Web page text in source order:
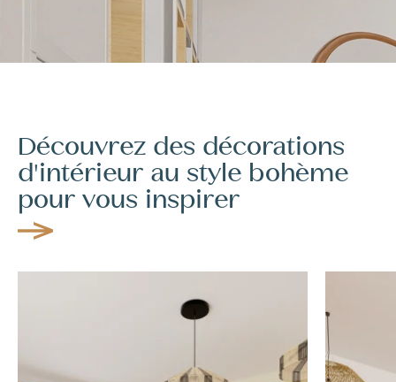
Découvrez des décorations
d'intérieur au style bohème
pour vous inspirer